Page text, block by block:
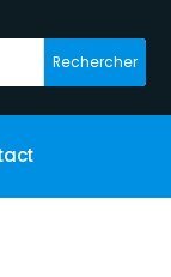
Rechercher